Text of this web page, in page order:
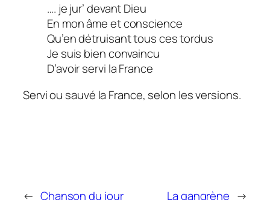
…. je jur’ devant Dieu
En mon âme et conscience
Qu’en détruisant tous ces tordus
Je suis bien convaincu
D’avoir servi la France
Servi ou sauvé la France, selon les versions.
← Chanson du jour La gangrène →